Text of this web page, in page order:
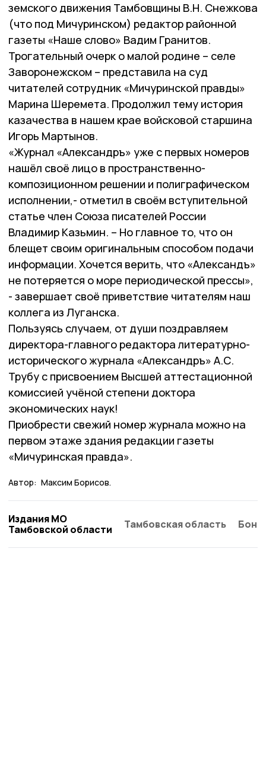
земского движения Тамбовщины В.Н. Снежкова
(что под Мичуринском) редактор районной
газеты «Наше слово» Вадим Гранитов.
Трогательный очерк о малой родине – селе
Заворонежском – представила на суд
читателей сотрудник «Мичуринской правды»
Марина Шеремета. Продолжил тему история
казачества в нашем крае войсковой старшина
Игорь Мартынов.
«Журнал «Александръ» уже с первых номеров
нашёл своё лицо в пространственно-
композиционном решении и полиграфическом
исполнении,- отметил в своём вступительной
статье член Союза писателей России
Владимир Казьмин. – Но главное то, что он
блещет своим оригинальным способом подачи
информации. Хочется верить, что «Александъ»
не потеряется о море периодической прессы»,
- завершает своё приветствие читателям наш
коллега из Луганска.
Пользуясь случаем, от души поздравляем
директора-главного редактора литературно-
исторического журнала «Александръ» А.С.
Трубу с присвоением Высшей аттестационной
комиссией учёной степени доктора
экономических наук!
Приобрести свежий номер журнала можно на
первом этаже здания редакции газеты
«Мичуринская правда».
Автор: Максим Борисов.
Издания МО
Тамбовской области
Тамбовская область